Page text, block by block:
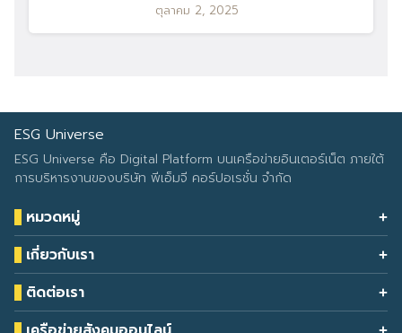
ตุลาคม 2, 2025
ESG Universe
ESG Universe คือ Digital Platform บนเครือข่ายอินเตอร์เน็ต ภายใต้
การบริหารงานของบริษัท พีเอ็มจี คอร์ปอเรชั่น จำกัด
หมวดหมู่
Health & Wellness
Eco Icon
ESG Data
Climate Change
เกี่ยวกับเรา
Our Services
About Us
Contact Us
ติดต่อเรา
โทรศัพท์: 090-549-2524